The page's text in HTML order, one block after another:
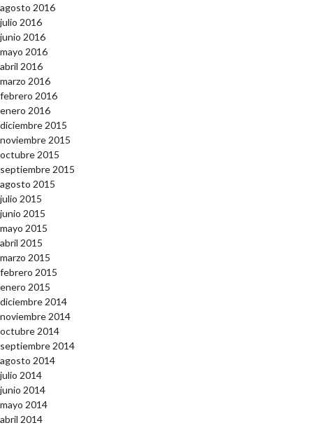
agosto 2016
julio 2016
junio 2016
mayo 2016
abril 2016
marzo 2016
febrero 2016
enero 2016
diciembre 2015
noviembre 2015
octubre 2015
septiembre 2015
agosto 2015
julio 2015
junio 2015
mayo 2015
abril 2015
marzo 2015
febrero 2015
enero 2015
diciembre 2014
noviembre 2014
octubre 2014
septiembre 2014
agosto 2014
julio 2014
junio 2014
mayo 2014
abril 2014